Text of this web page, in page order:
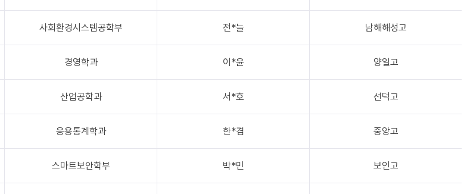
사회환경시스템공학부 전*늘 남해해성고
경영학과 이*윤 양일고
산업공학과 서*호 선덕고
응용통계학과 한*겸 중앙고
스마트보안학부 박*민 보인고